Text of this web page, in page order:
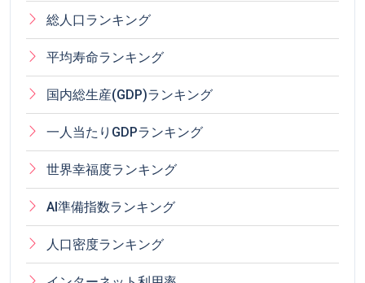
総人口ランキング
平均寿命ランキング
国内総生産(GDP)ランキング
一人当たりGDPランキング
世界幸福度ランキング
AI準備指数ランキング
人口密度ランキング